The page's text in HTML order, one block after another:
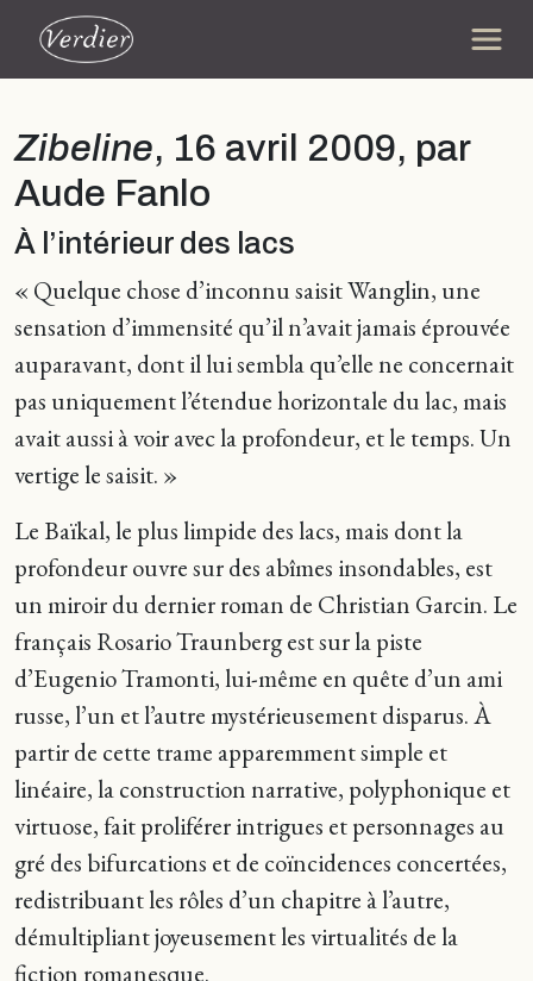
Zibeline, 16 avril 2009, par
Aude Fanlo
À l’intérieur des lacs
« Quelque chose d’inconnu saisit Wanglin, une
sensation d’immensité qu’il n’avait jamais éprouvée
auparavant, dont il lui sembla qu’elle ne concernait
pas uniquement l’étendue horizontale du lac, mais
avait aussi à voir avec la profondeur, et le temps. Un
vertige le saisit. »
Le Baïkal, le plus limpide des lacs, mais dont la
profondeur ouvre sur des abîmes insondables, est
un miroir du dernier roman de Christian Garcin. Le
français Rosario Traunberg est sur la piste
d’Eugenio Tramonti, lui-même en quête d’un ami
russe, l’un et l’autre mystérieusement disparus. À
partir de cette trame apparemment simple et
linéaire, la construction narrative, polyphonique et
virtuose, fait proliférer intrigues et personnages au
gré des bifurcations et de coïncidences concertées,
redistribuant les rôles d’un chapitre à l’autre,
démultipliant joyeusement les virtualités de la
fiction romanesque.